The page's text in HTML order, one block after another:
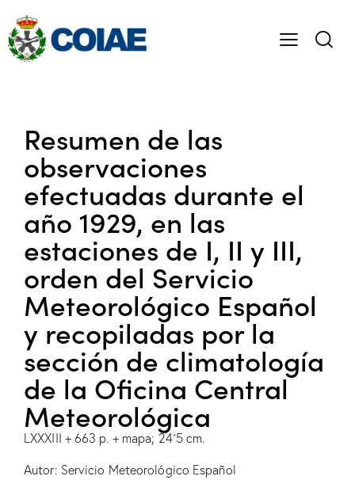
Resumen de las
observaciones
efectuadas durante el
año 1929, en las
estaciones de I, II y III,
orden del Servicio
Meteorológico Español
y recopiladas por la
sección de climatología
de la Oficina Central
Meteorológica
LXXXIII + 663 p. + mapa; 24´5 cm.
Autor: Servicio Meteorológico Español